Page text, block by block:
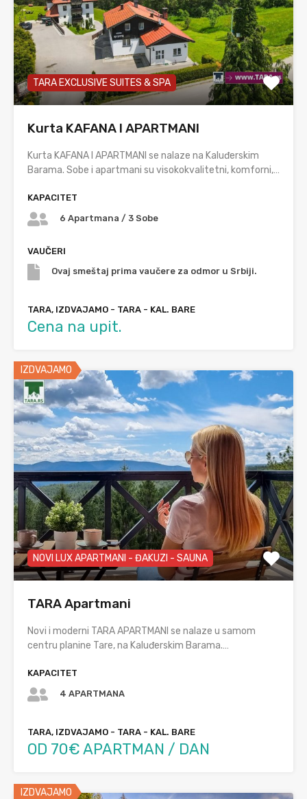
TARA EXCLUSIVE SUITES & SPA
Kurta KAFANA I APARTMANI
Kurta KAFANA I APARTMANI se nalaze na Kaluđerskim
Barama. Sobe i apartmani su visokokvalitetni, komforni,…
KAPACITET
6 Apartmana / 3 Sobe
VAUČERI
Ovaj smeštaj prima vaučere za odmor u Srbiji.
TARA, IZDVAJAMO - TARA - KAL. BARE
Cena na upit.
IZDVAJAMO
NOVI LUX APARTMANI - ĐAKUZI - SAUNA
TARA Apartmani
Novi i moderni TARA APARTMANI se nalaze u samom
centru planine Tare, na Kaluđerskim Barama.…
KAPACITET
4 APARTMANA
TARA, IZDVAJAMO - TARA - KAL. BARE
OD 70€ APARTMAN / DAN
IZDVAJAMO